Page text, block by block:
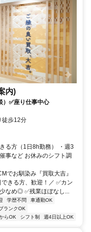
内)
）✅座り仕事中心
徒歩12分
る方（1日8h勤務） ・週3
事など お休みのシフト調
でお馴染み『買取大吉』
きる方、歓迎！／ ✅カン
なめ◎ ✅残業ほぼなし...
学歴不問
車通勤OK
ランクOK
らOK シフト制 週4日以上OK